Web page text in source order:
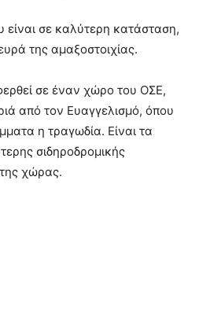
είναι σε καλύτερη κατάσταση,
της αμαξοστοιχίας.
σε έναν χώρο του ΟΣΕ,
από τον Ευαγγελισμό, όπου
η τραγωδία. Είναι τα
σιδηροδρομικής
χώρας.